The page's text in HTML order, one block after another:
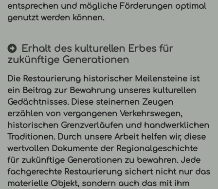
entsprechen und mögliche Förderungen optimal
genutzt werden können.
Erhalt des kulturellen Erbes für
zukünftige Generationen
Die Restaurierung historischer Meilensteine ist
ein Beitrag zur Bewahrung unseres kulturellen
Gedächtnisses. Diese steinernen Zeugen
erzählen von vergangenen Verkehrswegen,
historischen Grenzverläufen und handwerklichen
Traditionen. Durch unsere Arbeit helfen wir, diese
wertvollen Dokumente der Regionalgeschichte
für zukünftige Generationen zu bewahren. Jede
fachgerechte Restaurierung sichert nicht nur das
materielle Objekt, sondern auch das mit ihm